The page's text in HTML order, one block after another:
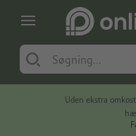
Uden ekstra